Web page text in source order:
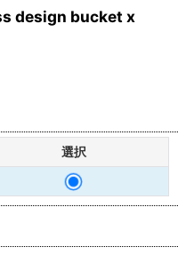
design bucket x
選択